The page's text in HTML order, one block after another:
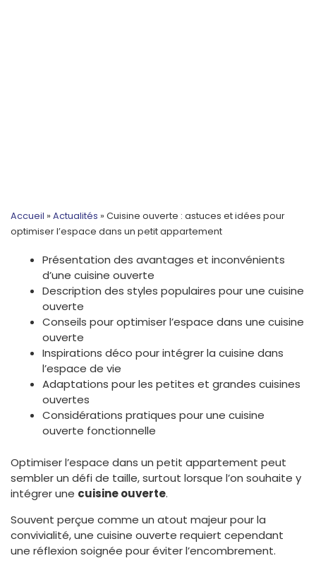
Accueil » Actualités » Cuisine ouverte : astuces et idées pour
optimiser l’espace dans un petit appartement
Présentation des avantages et inconvénients
d’une cuisine ouverte
Description des styles populaires pour une cuisine
ouverte
Conseils pour optimiser l’espace dans une cuisine
ouverte
Inspirations déco pour intégrer la cuisine dans
l’espace de vie
Adaptations pour les petites et grandes cuisines
ouvertes
Considérations pratiques pour une cuisine
ouverte fonctionnelle
Optimiser l’espace dans un petit appartement peut
sembler un défi de taille, surtout lorsque l’on souhaite y
intégrer une cuisine ouverte.
Souvent perçue comme un atout majeur pour la
convivialité, une cuisine ouverte requiert cependant
une réflexion soignée pour éviter l’encombrement.